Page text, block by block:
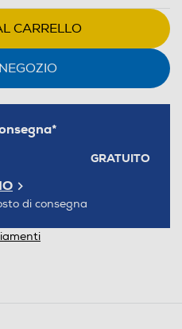
CARRELLO
GRATUITO
di consegna